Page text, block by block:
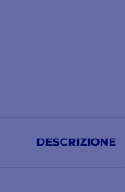
DESCRIZIONE